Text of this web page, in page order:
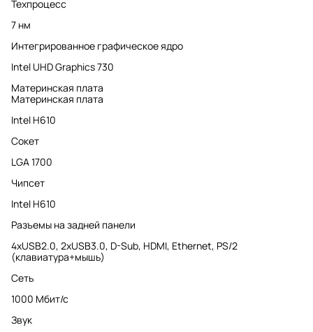
Техпроцесс
7 нм
Интегрированное графическое ядро
Intel UHD Graphics 730
Материнская плата
Материнская плата
Intel H610
Сокет
LGA 1700
Чипсет
Intel H610
Разъемы на задней панели
4xUSB2.0, 2хUSB3.0, D-Sub, HDMI, Ethernet, PS/2
(клавиатура+мышь)
Сеть
1000 Мбит/с
Звук